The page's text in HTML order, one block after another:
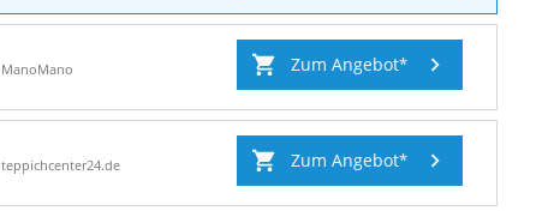
ManoMano Zum Angebot
teppichcenter24.de Zum Angebot